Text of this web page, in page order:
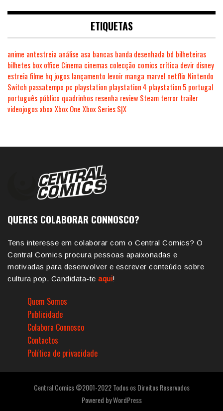
ETIQUETAS
anime antestreia análise asa bancas banda desenhada bd bilheteiras
bilhetes box office Cinema cinemas colecção comics crítica devir disney
estreia filme hq jogos lançamento levoir manga marvel netflix Nintendo
Switch passatempo pc playstation playstation 4 playstation 5 portugal
português público quadrinhos resenha review Steam terror trailer
videojogosxboxXbox One Xbox Series S|X
QUERES COLABORAR CONNOSCO?
Tens interesse em colaborar com o Central Comics? O
Central Comics procura pessoas apaixonadas e
motivadas para desenvolver e escrever conteúdo sobre
cultura pop. Candidata-te aqui!
Quem Somos
Publicidade
Colabora Connosco
Contactos
Política de privacidade
Central Comics ©2001-2022 Todos os Direitos Reservados
Powered byWordPress